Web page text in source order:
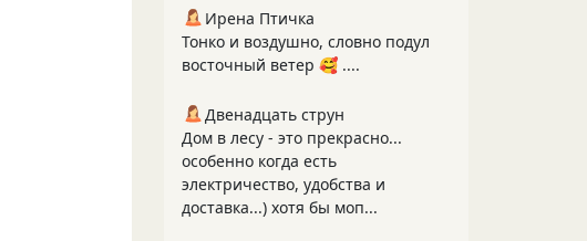
Ирена Птичка
Тонко и воздушно, словно подул
восточный ветер 🥰 ....
Двенадцать струн
Дом в лесу - это прекрасно...
особенно когда есть
электричество, удобства и
доставка...) хотя бы моп...